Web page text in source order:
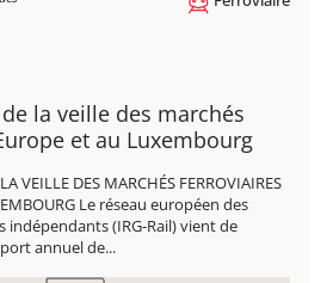
la veille des marchés
et au Luxembourg
VEILLE DES MARCHÉS FERROVIAIRES
Le réseau européen des
indépendants (IRG-Rail) vient de
annuel de...